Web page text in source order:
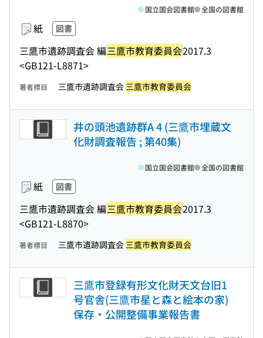
紙 図書
三鷹市遺跡調査会 編三鷹市教育委員会2017.3
<GB121-L8871>
国立国会図書館 全国の図書館
著者標目 三鷹市遺跡調査会 三鷹市教育委員会
井の頭池遺跡群A 4 (三鷹市埋蔵文
化財調査報告 ; 第40集)
紙 図書
三鷹市遺跡調査会 編三鷹市教育委員会2017.3
<GB121-L8870>
国立国会図書館 全国の図書館
著者標目 三鷹市遺跡調査会 三鷹市教育委員会
三鷹市登録有形文化財天文台旧1
号官舎(三鷹市星と森と絵本の家)
保存・公開整備事業報告書